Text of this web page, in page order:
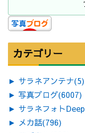
カテゴリー
► サラネアンテナ(5)
► 写真ブログ(6007)
► サラネフォトDeep
► メカ話(796)